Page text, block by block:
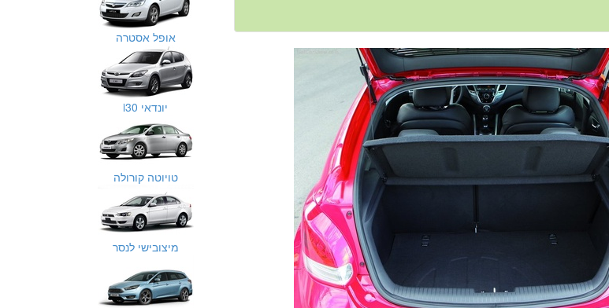
אופל אסטרה
יונדאי i30
טויוטה קורולה
מיצובישי לנסר